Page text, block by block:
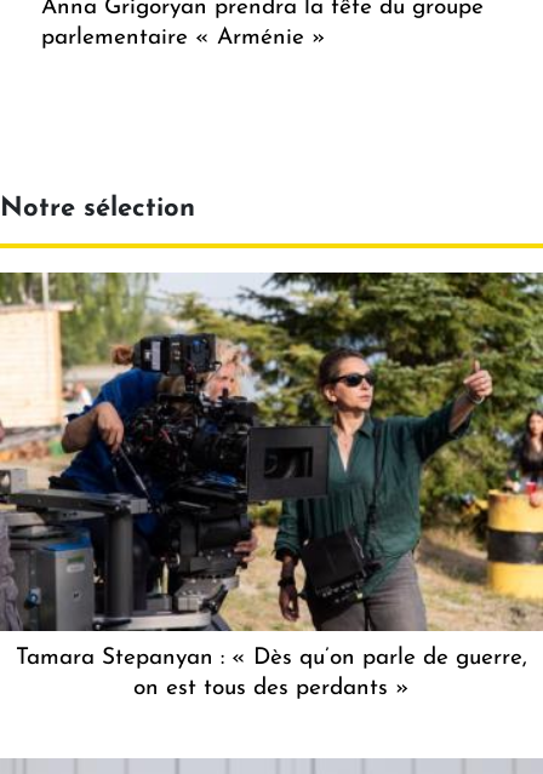
Anna Grigoryan prendra la tête du groupe
parlementaire « Arménie »
Notre sélection
Tamara Stepanyan : « Dès qu’on parle de guerre,
on est tous des perdants »